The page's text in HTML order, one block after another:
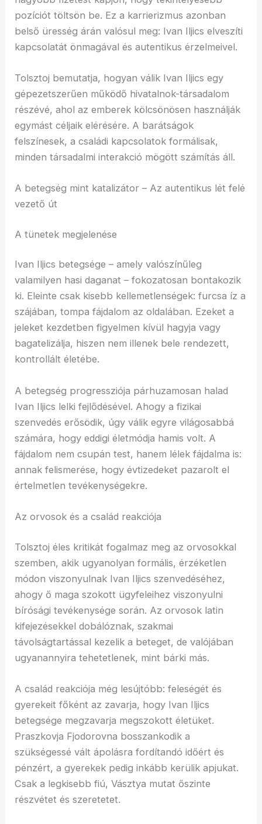
pozíciót töltsön be. Ez a karrierizmus azonban
belső üresség árán valósul meg: Ivan Iljics elveszíti
kapcsolatát önmagával és autentikus érzelmeivel.
Tolsztoj bemutatja, hogyan válik Ivan Iljics egy
gépezetszerűen működő hivatalnok-társadalom
részévé, ahol az emberek kölcsönösen használják
egymást céljaik elérésére. A barátságok
felszínesek, a családi kapcsolatok formálisak,
minden társadalmi interakció mögött számítás áll.
A betegség mint katalizátor – Az autentikus lét felé
vezető út
A tünetek megjelenése
Ivan Iljics betegsége – amely valószínűleg
valamilyen hasi daganat – fokozatosan bontakozik
ki. Eleinte csak kisebb kellemetlenségek: furcsa íz a
szájában, tompa fájdalom az oldalában. Ezeket a
jeleket kezdetben figyelmen kívül hagyja vagy
bagatelizálja, hiszen nem illenek bele rendezett,
kontrollált életébe.
A betegség progressziója párhuzamosan halad
Ivan Iljics lelki fejlődésével. Ahogy a fizikai
szenvedés erősödik, úgy válik egyre világosabbá
számára, hogy eddigi életmódja hamis volt. A
fájdalom nem csupán test, hanem lélek fájdalma is:
annak felismerése, hogy évtizedeket pazarolt el
értelmetlen tevékenységekre.
Az orvosok és a család reakciója
Tolsztoj éles kritikát fogalmaz meg az orvosokkal
szemben, akik ugyanolyan formális, érzéketlen
módon viszonyulnak Ivan Iljics szenvedéséhez,
ahogy ő maga szokott ügyfeleihez viszonyulni
bírósági tevékenysége során. Az orvosok latin
kifejezésekkel dobálóznak, szakmai
távolságtartással kezelik a beteget, de valójában
ugyanannyira tehetetlenek, mint bárki más.
A család reakciója még lesújtóbb: feleségét és
gyerekeit főként az zavarja, hogy Ivan Iljics
betegsége megzavarja megszokott életüket.
Praszkovja Fjodorovna bosszankodik a
szükségessé vált ápolásra fordítandó időért és
pénzért, a gyerekek pedig inkább kerülik apjukat.
Csak a legkisebb fiú, Vásztya mutat őszinte
részvétet és szeretetet.